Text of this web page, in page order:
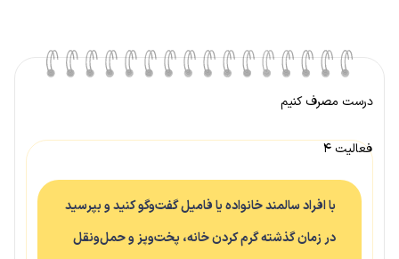
درست مصرف کنیم
فعالیت ۴
با افراد سالمند خانواده یا فامیل گفت‌وگو کنید و بپرسید
در زمان گذشته گرم کردن خانه، پخت‌وپز و حمل‌ونقل